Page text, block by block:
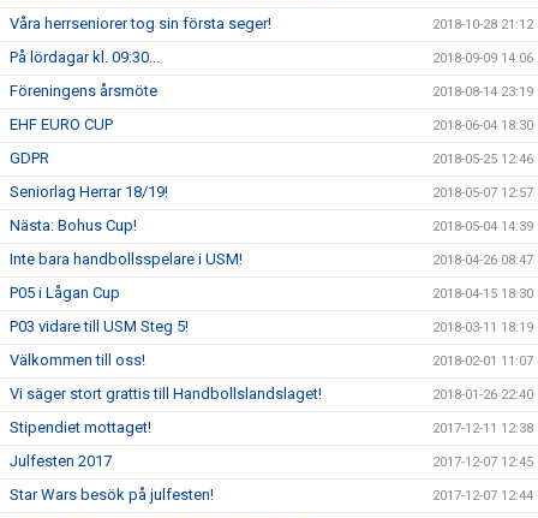
Våra herrseniorer tog sin första seger! 2018-10-28 21:12
På lördagar kl. 09:30... 2018-09-09 14:06
Föreningens årsmöte 2018-08-14 23:19
EHF EURO CUP 2018-06-04 18:30
GDPR 2018-05-25 12:46
Seniorlag Herrar 18/19! 2018-05-07 12:57
Nästa: Bohus Cup! 2018-05-04 14:39
Inte bara handbollsspelare i USM! 2018-04-26 08:47
P05 i Lågan Cup 2018-04-15 18:30
P03 vidare till USM Steg 5! 2018-03-11 18:19
Välkommen till oss! 2018-02-01 11:07
Vi säger stort grattis till Handbollslandslaget! 2018-01-26 22:40
Stipendiet mottaget! 2017-12-11 12:38
Julfesten 2017 2017-12-07 12:45
Star Wars besök på julfesten! 2017-12-07 12:44